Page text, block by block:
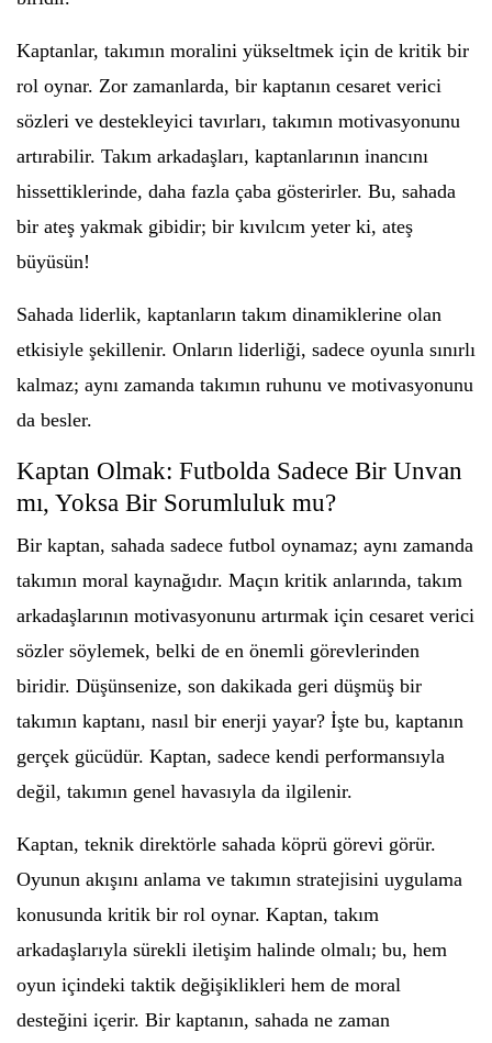
Kaptanlar, takımın moralini yükseltmek için de kritik bir
rol oynar. Zor zamanlarda, bir kaptanın cesaret verici
sözleri ve destekleyici tavırları, takımın motivasyonunu
artırabilir. Takım arkadaşları, kaptanlarının inancını
hissettiklerinde, daha fazla çaba gösterirler. Bu, sahada
bir ateş yakmak gibidir; bir kıvılcım yeter ki, ateş
büyüsün!
Sahada liderlik, kaptanların takım dinamiklerine olan
etkisiyle şekillenir. Onların liderliği, sadece oyunla sınırlı
kalmaz; aynı zamanda takımın ruhunu ve motivasyonunu
da besler.
Kaptan Olmak: Futbolda Sadece Bir Unvan
mı, Yoksa Bir Sorumluluk mu?
Bir kaptan, sahada sadece futbol oynamaz; aynı zamanda
takımın moral kaynağıdır. Maçın kritik anlarında, takım
arkadaşlarının motivasyonunu artırmak için cesaret verici
sözler söylemek, belki de en önemli görevlerinden
biridir. Düşünsenize, son dakikada geri düşmüş bir
takımın kaptanı, nasıl bir enerji yayar? İşte bu, kaptanın
gerçek gücüdür. Kaptan, sadece kendi performansıyla
değil, takımın genel havasıyla da ilgilenir.
Kaptan, teknik direktörle sahada köprü görevi görür.
Oyunun akışını anlama ve takımın stratejisini uygulama
konusunda kritik bir rol oynar. Kaptan, takım
arkadaşlarıyla sürekli iletişim halinde olmalı; bu, hem
oyun içindeki taktik değişiklikleri hem de moral
desteğini içerir. Bir kaptanın, sahada ne zaman